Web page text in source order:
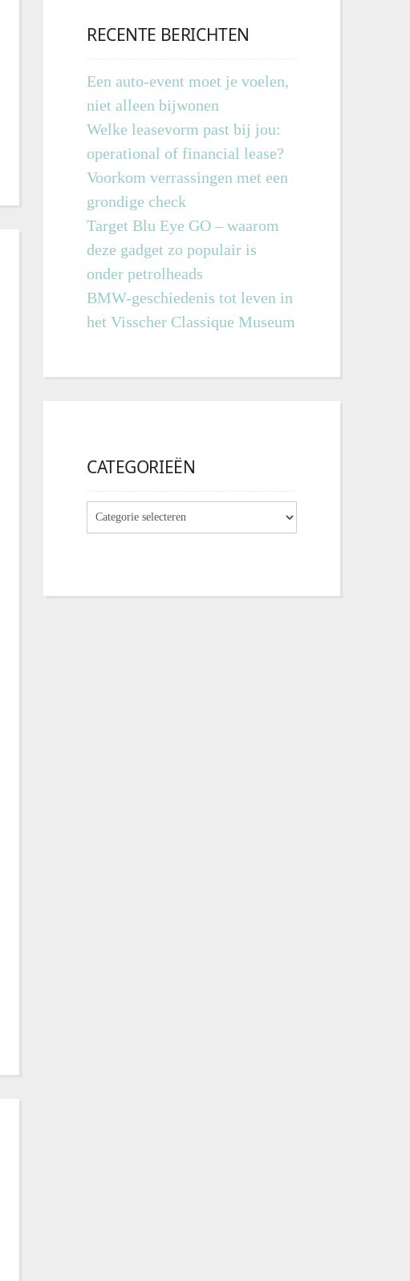
RECENTE BERICHTEN
Een auto-event moet je voelen,
niet alleen bijwonen
Welke leasevorm past bij jou:
operational of financial lease?
Voorkom verrassingen met een
grondige check
Target Blu Eye GO – waarom
deze gadget zo populair is
onder petrolheads
BMW-geschiedenis tot leven in
het Visscher Classique Museum
CATEGORIEËN